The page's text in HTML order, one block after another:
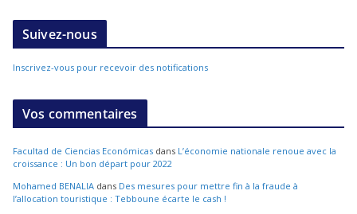
Suivez-nous
Inscrivez-vous pour recevoir des notifications
Vos commentaires
Facultad de Ciencias Económicas dans L’économie nationale renoue avec la
croissance : Un bon départ pour 2022
Mohamed BENALIA dans Des mesures pour mettre fin à la fraude à
l’allocation touristique : Tebboune écarte le cash !